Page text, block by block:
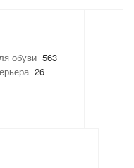
обуви 563
26